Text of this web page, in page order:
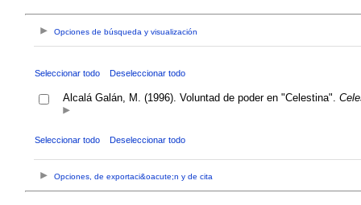
Opciones de búsqueda y visualización
Seleccionar todo Deseleccionar todo
Alcalá Galán, M. (1996). Voluntad de poder en "Celestina".
Seleccionar todo Deseleccionar todo
Opciones, de exportaci&oacute;n y de cita